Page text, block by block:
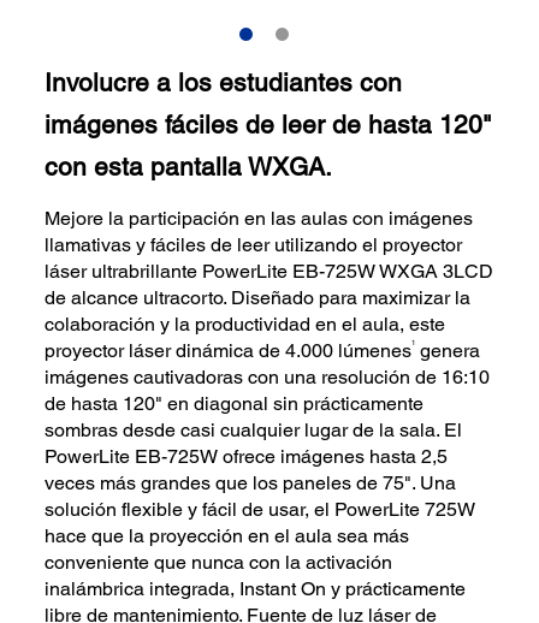
Involucre a los estudiantes con
imágenes fáciles de leer de hasta 120"
con esta pantalla WXGA.
Mejore la participación en las aulas con imágenes
llamativas y fáciles de leer utilizando el proyector
láser ultrabrillante PowerLite EB-725W WXGA 3LCD
de alcance ultracorto. Diseñado para maximizar la
colaboración y la productividad en el aula, este
proyector láser dinámica de 4.000 lúmenes1 genera
imágenes cautivadoras con una resolución de 16:10
de hasta 120" en diagonal sin prácticamente
sombras desde casi cualquier lugar de la sala. El
PowerLite EB-725W ofrece imágenes hasta 2,5
veces más grandes que los paneles de 75". Una
solución flexible y fácil de usar, el PowerLite 725W
hace que la proyección en el aula sea más
conveniente que nunca con la activación
inalámbrica integrada, Instant On y prácticamente
libre de mantenimiento. Fuente de luz láser de